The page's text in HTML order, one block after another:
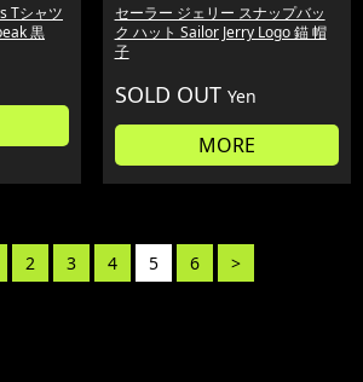
Tシャツ
黒
セーラー ジェリー スナップバッ
ク ハット Sailor Jerry Logo 錨 帽
子
SOLD OUT Yen
MORE
2 3 4 5 6 >